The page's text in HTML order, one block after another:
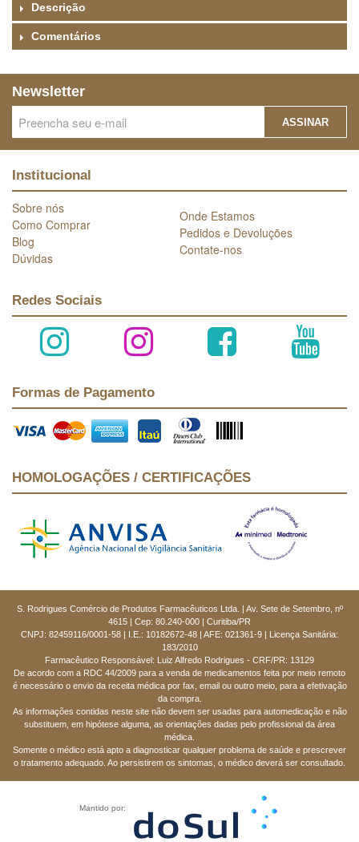
Descrição
Comentários
Newsletter
ASSINAR
Institucional
Sobre nós
Como Comprar
Blog
Dúvidas
Onde Estamos
Pedidos e Devoluções
Contate-nos
Redes Sociais
Formas de Pagamento
HOMOLOGAÇÕES / CERTIFICAÇÕES
S. Rodrigues Comércio de Produtos Farmacêuticos Ltda. | Av. Sete de Setembro, nº
4615 | Cep: 80.240-000 | Curitiba/PR
CNPJ: 82459116/0001-58 | I.E.: 10182672-48 | AFE: 021361-9 | Licença Sanitária:
183/2010
Farmacêutico Responsável: Luiz Alfredo Rodrigues - CRF/PR: 13129
De acordo com a RDC 44/2009 para a venda de medicamentos feita por meio remoto
é necessário o envio da receita médica por fax, email ou outro meio, para a efetivação
da compra.
As informações contidas neste site não devem ser usadas para automedicação e não
substituem, em hipótese alguma, as orientações dadas pelo profissional da área
médica.
Somente o médico está apto a diagnosticar qualquer problema de saúde e prescrever
o tratamento adequado. Ao persistirem os sintomas, o médico deverá ser consultado.
Mantido por: